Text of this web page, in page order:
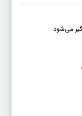
می‌شود